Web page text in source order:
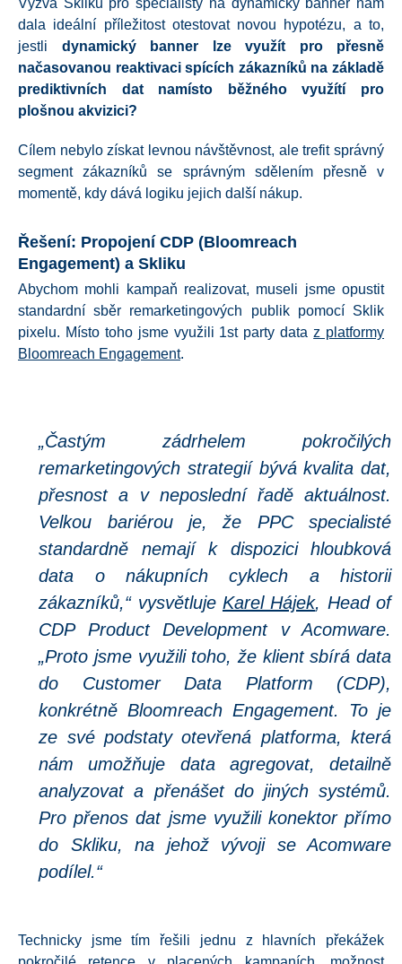
dala ideální příležitost otestovat novou hypotézu, a to,
jestli dynamický banner lze využít pro přesně
načasovanou reaktivaci spících zákazníků na základě
prediktivních dat namísto běžného využítí pro
plošnou akvizici?
Cílem nebylo získat levnou návštěvnost, ale trefit správný
segment zákazníků se správným sdělením přesně v
momentě, kdy dává logiku jejich další nákup.
Řešení: Propojení CDP (Bloomreach
Engagement) a Skliku
Abychom mohli kampaň realizovat, museli jsme opustit
standardní sběr remarketingových publik pomocí Sklik
pixelu. Místo toho jsme využili 1st party dataz platformy
Bloomreach Engagement.
„Častým zádrhelem pokročilých
remarketingových strategií bývá kvalita dat,
přesnost a v neposlední řadě aktuálnost.
Velkou bariérou je, že PPC specialisté
standardně nemají k dispozici hloubková
data o nákupních cyklech a historii
zákazníků,“vysvětluje Karel Hájek, Head of
CDP Product Development v Acomware.
„Proto jsme využili toho, že klient sbírá data
do Customer Data Platform (CDP),
konkrétně Bloomreach Engagement. To je
ze své podstaty otevřená platforma, která
nám umožňuje data agregovat, detailně
analyzovat a přenášet do jiných systémů.
Pro přenos dat jsme využili konektor přímo
do Skliku, na jehož vývoji se Acomware
podílel.“
Technicky jsme tím řešili jednu z hlavních překážek